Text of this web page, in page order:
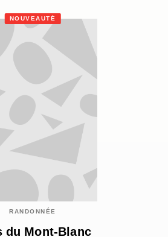
NOUVEAUTÉ
RANDONNÉE
du Mont-Blanc